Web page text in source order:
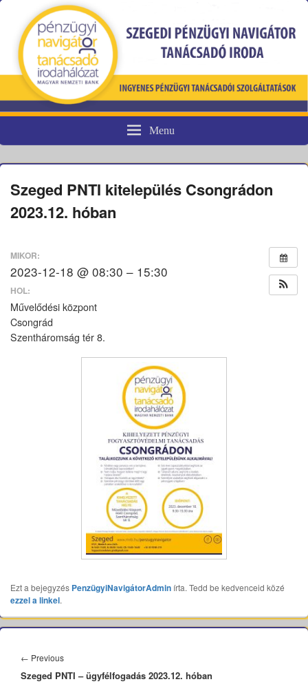
Pénzügyi fogyasztóvédelem
Menu
Szeged PNTI kitelepülés Csongrádon
2023.12. hóban
MIKOR:
2023-12-18 @ 08:30 – 15:30
HOL:
Művelődési központ
Csongrád
Szentháromság tér 8.
Ezt a bejegyzés PenzügyiNavigátorAdmin írta. Tedd be kedvenceid közé
ezzel a linkel.
navigáció
← PreviousPrevious
post:
Szeged PNTI – ügyfélfogadás 2023.12. hóban